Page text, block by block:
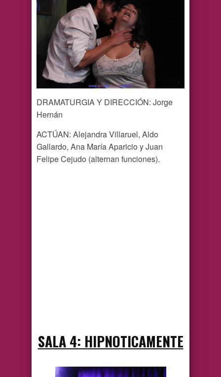
DRAMATURGIA Y DIRECCIÓN: Jorge
Hernán
ACTÚAN: Alejandra Villaruel, Aldo
Gallardo, Ana María Aparicio y Juan
Felipe Cejudo (alternan funciones).
SALA 4: HIPNOTICAMENTE